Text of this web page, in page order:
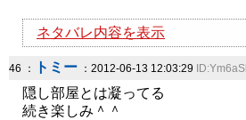
ネタバレ内容を表示
46 ： トミー ：2012-06-13 12:03:29
隠し部屋とは凝ってる
続き楽しみ＾＾